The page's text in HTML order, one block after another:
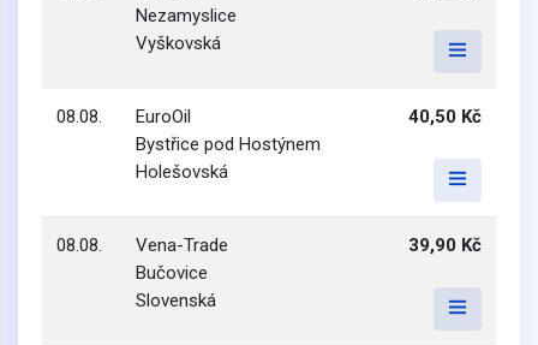
Nezamyslice
Vyškovská
08.08.
EuroOil
Bystřice pod Hostýnem
Holešovská
40,50 Kč
08.08.
Vena-Trade
Bučovice
Slovenská
39,90 Kč